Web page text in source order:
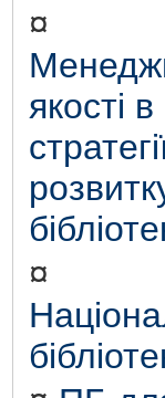
¤
якості в
¤